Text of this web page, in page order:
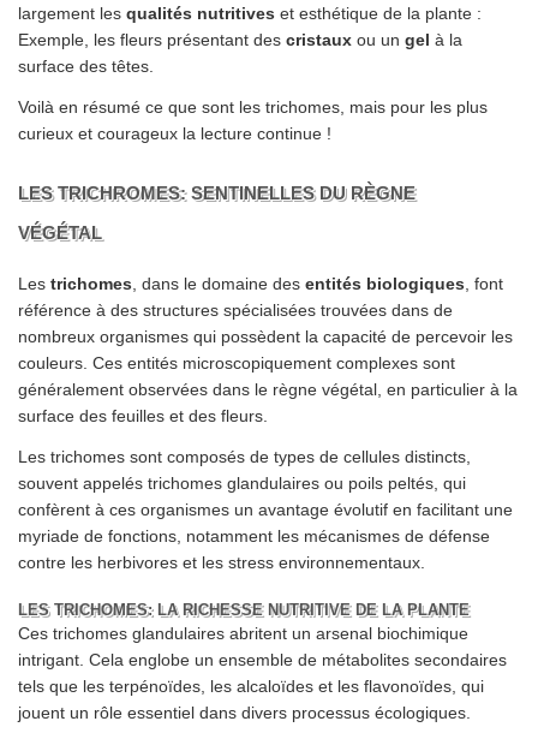
largement les qualités nutritives et esthétique de la plante :
Exemple, les fleurs présentant des cristaux ou un gel à la
surface des têtes.
Voilà en résumé ce que sont les trichomes, mais pour les plus
curieux et courageux la lecture continue !
LES TRICHROMES: SENTINELLES DU RÈGNE
VÉGÉTAL
Les trichomes , dans le domaine des entités biologiques , font
référence à des structures spécialisées trouvées dans de
nombreux organismes qui possèdent la capacité de percevoir les
couleurs. Ces entités microscopiquement complexes sont
généralement observées dans le règne végétal, en particulier à la
surface des feuilles et des fleurs.
Les trichomes sont composés de types de cellules distincts,
souvent appelés trichomes glandulaires ou poils peltés, qui
confèrent à ces organismes un avantage évolutif en facilitant une
myriade de fonctions, notamment les mécanismes de défense
contre les herbivores et les stress environnementaux.
LES TRICHOMES: LA RICHESSE NUTRITIVE DE LA PLANTE
Ces trichomes glandulaires abritent un arsenal biochimique
intrigant. Cela englobe un ensemble de métabolites secondaires
tels que les terpénoïdes, les alcaloïdes et les flavonoïdes, qui
jouent un rôle essentiel dans divers processus écologiques.